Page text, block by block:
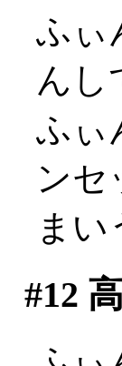
ふぃ
んし
ふぃ
ンセ
まい
#12